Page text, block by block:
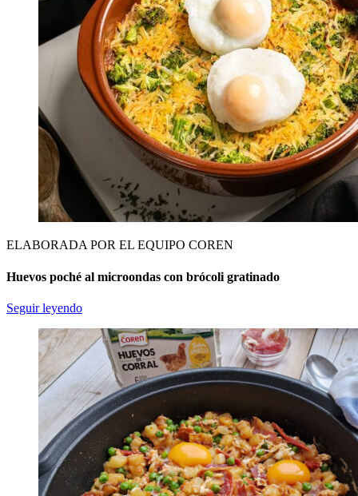
ELABORADA POR EL EQUIPO COREN
Huevos poché al microondas con brócoli gratinado
Seguir leyendo